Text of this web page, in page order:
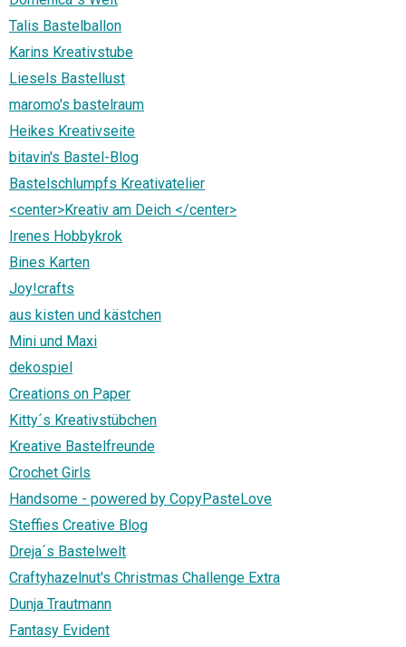
Talis Bastelballon
Karins Kreativstube
Liesels Bastellust
maromo's bastelraum
Heikes Kreativseite
bitavin's Bastel-Blog
Bastelschlumpfs Kreativatelier
<center>Kreativ am Deich </center>
Irenes Hobbykrok
Bines Karten
Joy!crafts
aus kisten und kästchen
Mini und Maxi
dekospiel
Creations on Paper
Kitty´s Kreativstübchen
Kreative Bastelfreunde
Crochet Girls
Handsome - powered by CopyPasteLove
Steffies Creative Blog
Dreja´s Bastelwelt
Craftyhazelnut's Christmas Challenge Extra
Dunja Trautmann
Fantasy Evident